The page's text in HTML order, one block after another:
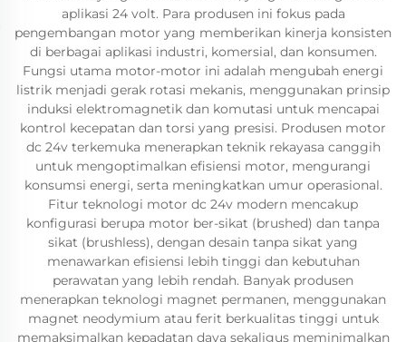
aplikasi 24 volt. Para produsen ini fokus pada
pengembangan motor yang memberikan kinerja konsisten
di berbagai aplikasi industri, komersial, dan konsumen.
Fungsi utama motor-motor ini adalah mengubah energi
listrik menjadi gerak rotasi mekanis, menggunakan prinsip
induksi elektromagnetik dan komutasi untuk mencapai
kontrol kecepatan dan torsi yang presisi. Produsen motor
dc 24v terkemuka menerapkan teknik rekayasa canggih
untuk mengoptimalkan efisiensi motor, mengurangi
konsumsi energi, serta meningkatkan umur operasional.
Fitur teknologi motor dc 24v modern mencakup
konfigurasi berupa motor ber-sikat (brushed) dan tanpa
sikat (brushless), dengan desain tanpa sikat yang
menawarkan efisiensi lebih tinggi dan kebutuhan
perawatan yang lebih rendah. Banyak produsen
menerapkan teknologi magnet permanen, menggunakan
magnet neodymium atau ferit berkualitas tinggi untuk
memaksimalkan kepadatan daya sekaligus meminimalkan